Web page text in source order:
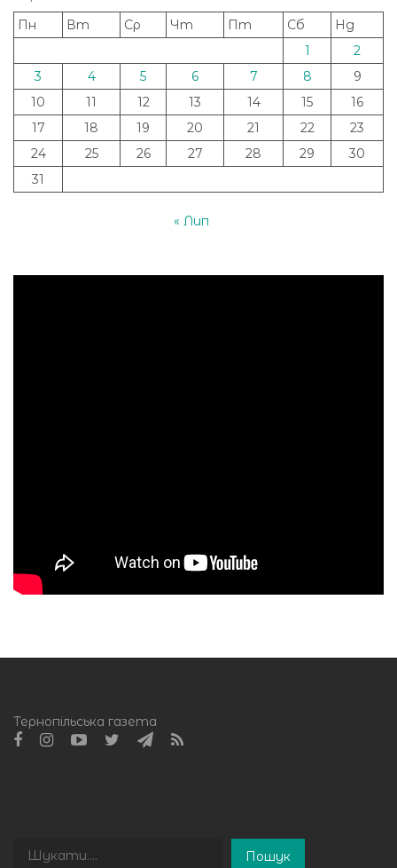
Пн
Вт Ср Чт Пт Сб
Нд
1
2
3
4 5 6 7 8
9
10
11 12 13 14 15
16
17
18 19 20 21 22
23
24
25 26 27 28 29
30
31
« Лип
Тернопільська газета
Пошук
Пошук